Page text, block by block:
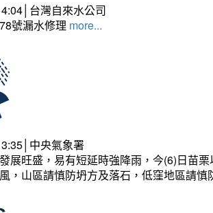
台灣自來水公司
號漏水修理 more...
中央氣象署
展旺盛，易有短延時強降雨，今(6)日苗
，山區請慎防坍方及落石，低窪地區請